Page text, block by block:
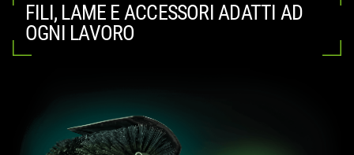
FILI, LAME E ACCESSORI ADATTI AD
OGNI LAVORO